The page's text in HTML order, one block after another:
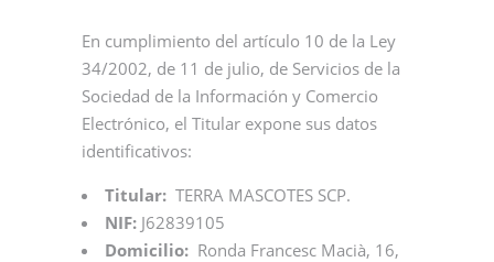
En cumplimiento del artículo 10 de la Ley
34/2002, de 11 de julio, de Servicios de la
Sociedad de la Información y Comercio
Electrónico, el Titular expone sus datos
identificativos:
Titular: TERRA MASCOTES SCP.
NIF: J62839105
Domicilio: Ronda Francesc Macià, 16,